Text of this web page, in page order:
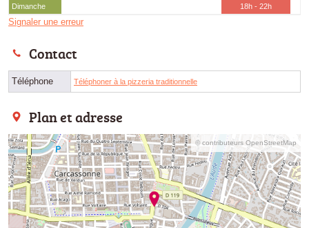
Dimanche
18h - 22h
Signaler une erreur
Contact
Téléphone Téléphoner à la pizzeria traditionnelle
Plan et adresse
© contributeurs OpenStreetMap